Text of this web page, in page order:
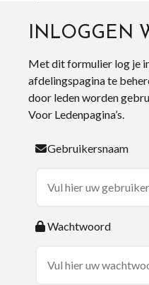
INLOGGEN
Met dit formulier log je
afdelingspagina te
door leden worden
Voor Ledenpagina’s.
Gebruikersnaam
Wachtwoord